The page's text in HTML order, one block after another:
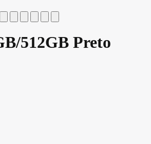
512GB Preto